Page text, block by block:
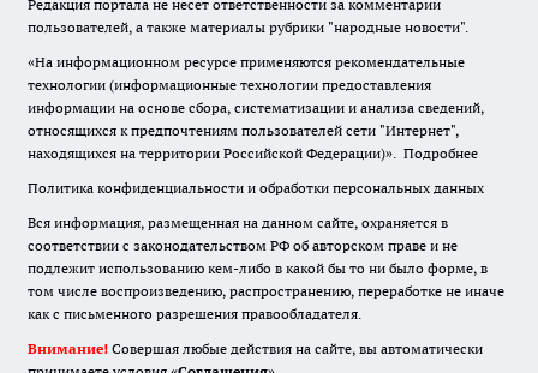
Редакция портала не несет ответственности за комментарии
пользователей, а также материалы рубрики "народные новости".
«На информационном ресурсе применяются рекомендательные
технологии (информационные технологии предоставления
информации на основе сбора, систематизации и анализа сведений,
относящихся к предпочтениям пользователей сети "Интернет",
находящихся на территории Российской Федерации)». Подробнее
Политика конфиденциальности и обработки персональных данных
Вся информация, размещенная на данном сайте, охраняется в
соответствии с законодательством РФ об авторском праве и не
подлежит использованию кем-либо в какой бы то ни было форме, в
том числе воспроизведению, распространению, переработке не иначе
как с письменного разрешения правообладателя.
Внимание! Совершая любые действия на сайте, вы автоматически